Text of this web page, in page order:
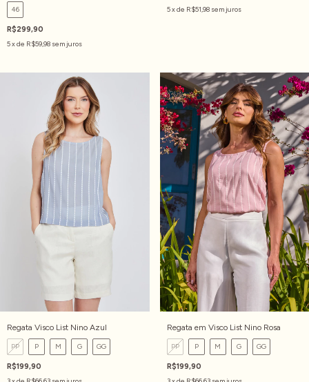
46
R$299,90
5x de R$59,98 sem juros
5x de R$51,98 sem juros
Regata Visco List Nino Azul
PP P M G GG
R$199,90
Regata em Visco List Nino Rosa
PP P M G GG
R$199,90